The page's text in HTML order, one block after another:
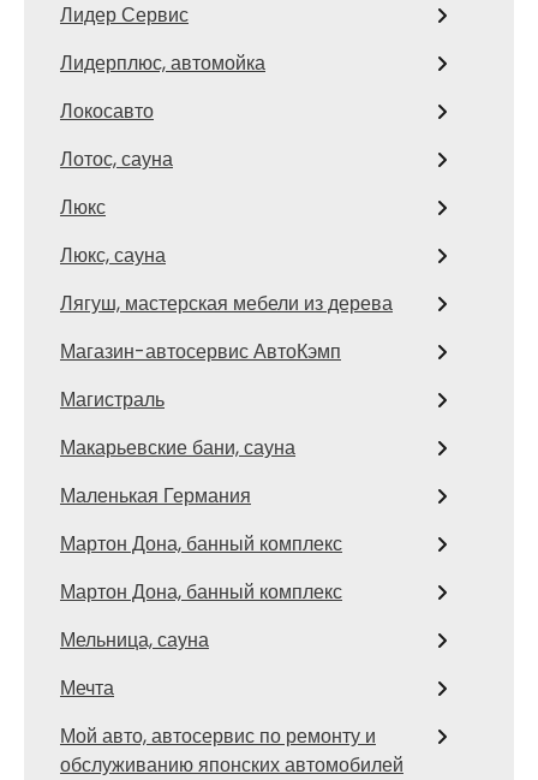
Лидер Сервис
Лидерплюс, автомойка
Локосавто
Лотос, сауна
Люкс
Люкс, сауна
Лягуш, мастерская мебели из дерева
Магазин-автосервис АвтоКэмп
Магистраль
Макарьевские бани, сауна
Маленькая Германия
Мартон Дона, банный комплекс
Мартон Дона, банный комплекс
Мельница, сауна
Мечта
Мой авто, автосервис по ремонту и
обслуживанию японских автомобилей